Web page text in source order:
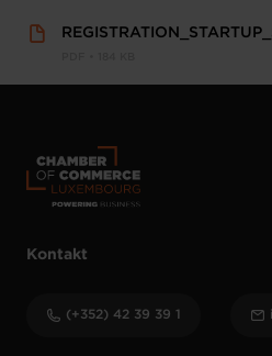
Kontakt
(+352) 42 39 39 1